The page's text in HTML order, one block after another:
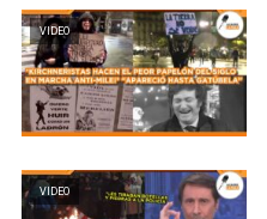
VIDEO
VIDEO